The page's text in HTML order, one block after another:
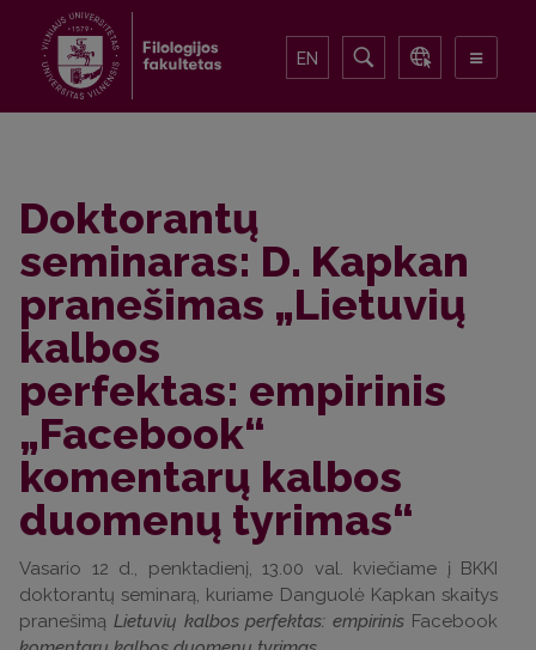
EN
Doktorantų
seminaras: D. Kapkan
pranešimas „Lietuvių
kalbos
perfektas: empirinis
„Facebook“
komentarų kalbos
duomenų tyrimas“
Vasario 12 d., penktadienį, 13.00 val. kviečiame į BKKI
doktorantų seminarą, kuriame Danguolė Kapkan skaitys
pranešimą Lietuvių kalbos perfektas: empirinis Facebook